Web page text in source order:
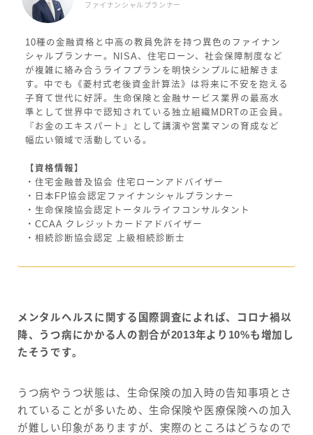
ファイナンシャルプランナー
10種の金融資格と中高の教員免許を持つ異色のファイナン
シャルプランナー。NISA、住宅ローン、社会保障制度など
が複雑に絡み合うライフプランを明快シンプルに紐解きま
す。中でも《菱村式老後資金計算法》は将来に不安を抱える
子育て世代に好評。生命保険と金融サービス業界の最高水
準として世界中で認知されている独立組織MDRTの正会員。
『お金のエキスパート』として講演や営業マンの育成など
幅広い領域で活動している。
【資格情報】
・住宅金融普及協会 住宅ローンアドバイザー
・日本FP協会認定ファイナンシャルプランナー
・生命保険協会認定トータルライフコンサルタント
・CCAA クレジットカードアドバイザー
・相続診断協会認定 上級相続診断士
メンタルヘルスに関する国際調査によれば、コロナ禍以
降、うつ病にかかる人の割合が2013年より10%も増加し
たそうです。
うつ病やうつ状態は、生命保険の加入時の告知事項とさ
れていることが多いため、生命保険や医療保険への加入
が難しい印象がありますが、実際のところはどうなので